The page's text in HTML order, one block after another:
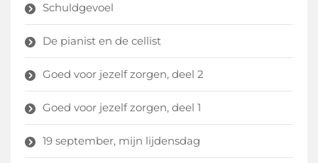
Schuldgevoel
De pianist en de cellist
Goed voor jezelf zorgen, deel 2
Goed voor jezelf zorgen, deel 1
19 september, mijn lijdensdag